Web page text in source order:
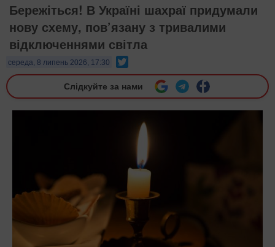
Бережіться! В Україні шахраї придумали
нову схему, пов’язану з тривалими
відключеннями світла
середа, 8 липень 2026, 17:30
Слідкуйте за нами